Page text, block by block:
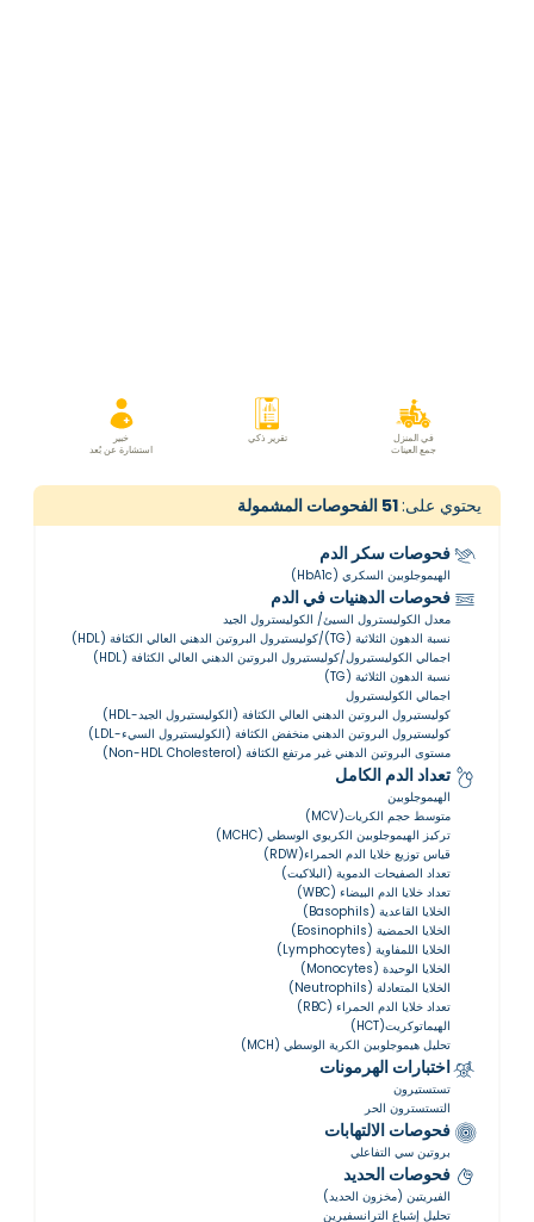
في المنزل
جمع العينات
تقرير ذكي
خبير
استشارة عن بُعد
يحتوي على:51 الفحوصات المشمولة
فحوصات سكر الدم
الهيموجلوبين السكري (HbA1c)
فحوصات الدهنيات في الدم
معدل الكوليسترول السيئ/ الكوليسترول الجيد
نسبة الدهون الثلاثية (TG)/كوليستيرول البروتين الدهني العالي الكثافة (HDL)
اجمالي الكوليستيرول/كوليستيرول البروتين الدهني العالي الكثافة (HDL)
نسبة الدهون الثلاثية (TG)
اجمالي الكوليستيرول
كوليستيرول البروتين الدهني العالي الكثافة (الكوليستيرول الجيد-HDL)
كوليستيرول البروتين الدهني منخفض الكثافة (الكوليستيرول السيء-LDL)
مستوى البروتين الدهني غير مرتفع الكثافة (Non-HDL Cholesterol)
تعداد الدم الكامل
الهيموجلوبين
متوسط حجم الكريات(MCV)
تركيز الهيموجلوبين الكريوي الوسطي (MCHC)
قياس توزيع خلايا الدم الحمراء(RDW)
تعداد الصفيحات الدموية (البلاكيت)
تعداد خلايا الدم البيضاء (WBC)
الخلايا القاعدية (Basophils)
الخلايا الحمضية (Eosinophils)
الخلايا اللمفاوية (Lymphocytes)
الخلايا الوحيدة (Monocytes)
الخلايا المتعادلة (Neutrophils)
تعداد خلايا الدم الحمراء (RBC)
الهيماتوكريت(HCT)
تحليل هيموجلوبين الكرية الوسطي (MCH)
اختبارات الهرمونات
تستستيرون
التستسترون الحر
فحوصات الالتهابات
بروتين سي التفاعلي
فحوصات الحديد
الفيريتين (مخزون الحديد)
تحليل إشباع الترانسفيرين